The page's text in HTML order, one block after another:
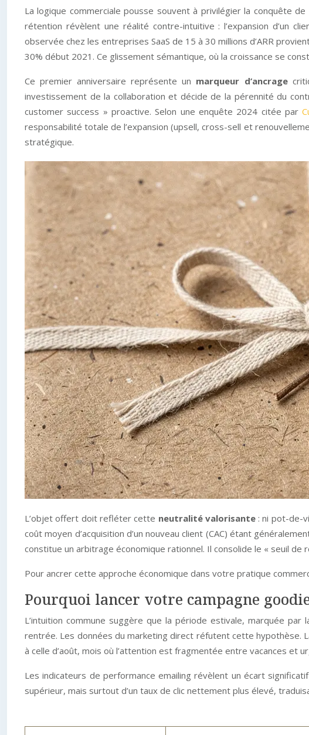
La logique commerciale pousse souvent à privilégier la conquête
rétention révèlent une réalité contre-intuitive : l’expansion d’un
observée chez les entreprises SaaS de 15 à 30 millions d’ARR
30% début 2021. Ce glissement sémantique, où la croissance se
Ce premier anniversaire représente un marqueur d’ancrage
investissement de la collaboration et décide de la pérennité du
customer success » proactive. Selon une enquête 2024 citée par
responsabilité totale de l’expansion (upsell, cross-sell et
stratégique.
L’objet offert doit refléter cette neutralité valorisante: ni pot-de-
coût moyen d’acquisition d’un nouveau client (CAC) étant
constitue un arbitrage économique rationnel. Il consolide le « seuil de
Pour ancrer cette approche économique dans votre pratique
Pourquoi lancer votre campagne
L’intuition commune suggère que la période estivale, marquée
rentrée. Les données du marketing direct réfutent cette hypothèse.
à celle d’août, mois où l’attention est fragmentée entre vacances et
Les indicateurs de performance emailing révèlent un écart
supérieur, mais surtout d’un taux de clic nettement plus élevé,